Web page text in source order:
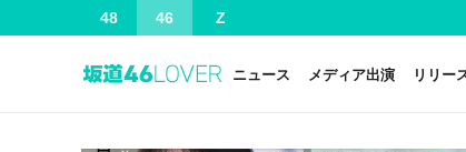
48 46 Z
ニュース メディア出演 リリー